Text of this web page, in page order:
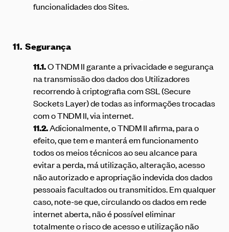
funcionalidades dos Sites.
11. Segurança
11.1.O TNDM II garante a privacidade e segurança
na transmissão dos dados dos Utilizadores
recorrendo à criptografia com SSL (Secure
Sockets Layer) de todas as informações trocadas
com o TNDM II, via internet.
11.2.Adicionalmente, o TNDM II afirma, para o
efeito, que tem e manterá em funcionamento
todos os meios técnicos ao seu alcance para
evitar a perda, má utilização, alteração, acesso
não autorizado e apropriação indevida dos dados
pessoais facultados ou transmitidos. Em qualquer
caso, note-se que, circulando os dados em rede
internet aberta, não é possível eliminar
totalmente o risco de acesso e utilização não